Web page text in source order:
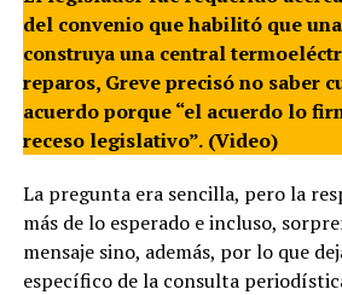
del convenio que habilitó que
construya una central
reparos, Greve precisó no saber
acuerdo porque “el acuerdo lo
receso legislativo”. (Video)
La pregunta era sencilla, pero la
más de lo esperado e incluso,
mensaje sino, además, por lo que
específico de la consulta